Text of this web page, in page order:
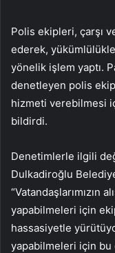
Polis ekipleri, çarşı
ederek,
yönelik işlem yaptı.
denetleyen polis
hizmeti verebilmesi
bildirdi.
Denetimlerle ilgili
Dulkadiroğlu
“Vatandaşlarımızın
yapabilmeleri için
hassasiyetle
yapabilmeleri için